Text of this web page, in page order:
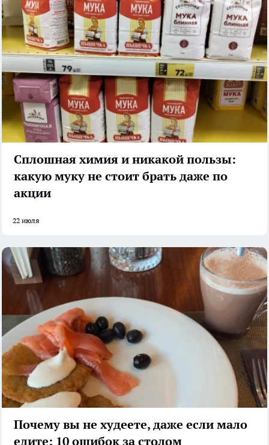
Сплошная химия и никакой пользы:
какую муку не стоит брать даже по
акции
22 июля
Почему вы не худеете, даже если мало
едите: 10 ошибок за столом